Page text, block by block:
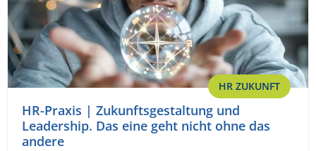
HR ZUKUNFT
HR-Praxis | Zukunftsgestaltung und
Leadership. Das eine geht nicht ohne das
andere